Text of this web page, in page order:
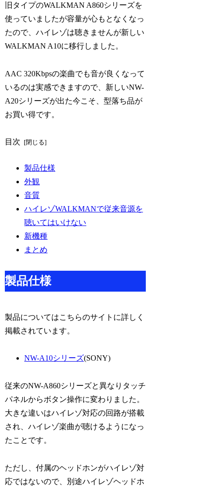
旧タイプのWALKMAN A860シリーズを
使っていましたが容量が心もとなくなっ
たので、ハイレゾは聴きませんが新しい
WALKMAN A10に移行しました。
AAC 320Kbpsの楽曲でも音が良くなって
いるのは実感できますので、新しいNW-
A20シリーズが出た今こそ、型落ち品が
お買い得です。
目次
製品仕様
外観
音質
ハイレゾWALKMANで従来音源を
聴いてはいけない
新機種
まとめ
製品仕様
製品についてはこちらのサイトに詳しく
掲載されています。
NW-A10シリーズ(SONY)
従来のNW-A860シリーズと異なりタッチ
パネルからボタン操作に変わりました。
大きな違いはハイレゾ対応の回路が搭載
され、ハイレゾ楽曲が聴けるようになっ
たことです。
ただし、付属のヘッドホンがハイレゾ対
応ではないので、別途ハイレゾヘッドホ